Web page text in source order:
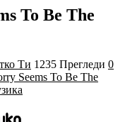
To Be The
Ти 1235 Прегледи 0
Seems To Be The